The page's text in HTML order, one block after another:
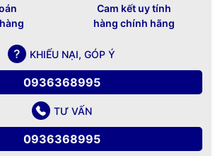
Cam kết uy tính
hàng chính hãng
KHIẾU NẠI, GÓP Ý
0936368995
TƯ VẤN
0936368995